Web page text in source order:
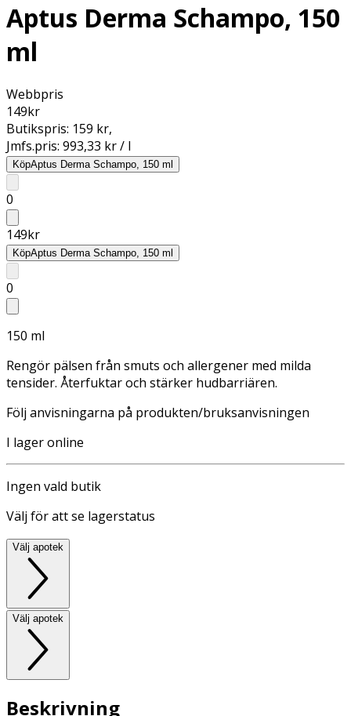
Aptus Derma Schampo, 150
ml
Webbpris
149kr
Butikspris: 159 kr,
Jmfs.pris: 993,33 kr / l
KöpAptus Derma Schampo, 150 ml
0
149kr
KöpAptus Derma Schampo, 150 ml
0
150 ml
Rengör pälsen från smuts och allergener med milda
tensider. Återfuktar och stärker hudbarriären.
Följ anvisningarna på produkten/bruksanvisningen
I lager online
Ingen vald butik
Välj för att se lagerstatus
Välj apotek
Välj apotek
Beskrivning